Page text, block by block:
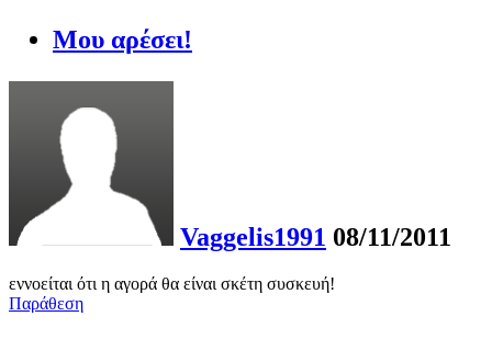
Μου αρέσει!
Vaggelis1991 08/11/2011
εννοείται ότι η αγορά θα είναι σκέτη συσκευή!
Παράθεση